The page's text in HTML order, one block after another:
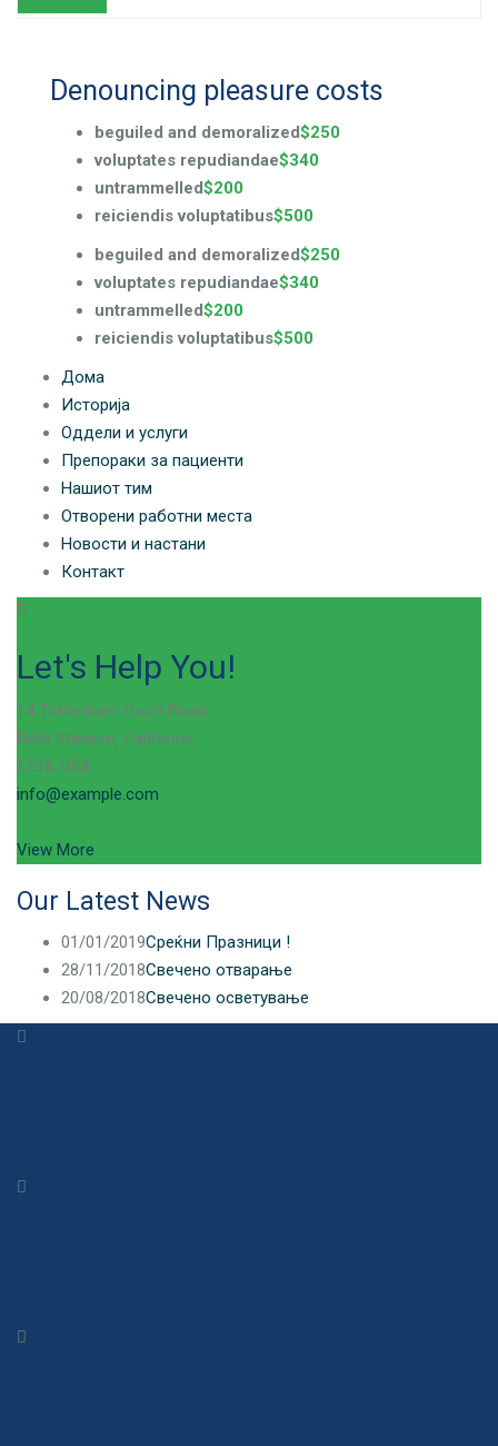
Denouncing pleasure costs
beguiled and demoralized$250
voluptates repudiandae$340
untrammelled$200
reiciendis voluptatibus$500
beguiled and demoralized$250
voluptates repudiandae$340
untrammelled$200
reiciendis voluptatibus$500
Дома
Историја
Оддели и услуги
Препораки за пациенти
Нашиот тим
Отворени работни места
Новости и настани
Контакт
Let's Help You!
14 Tottenham Court Road
Bulls Stadium, Califorina
1234, USA
info@example.com
View More
Our Latest News
01/01/2019Среќни Празници !
28/11/2018Свечено отварање
20/08/2018Свечено осветување